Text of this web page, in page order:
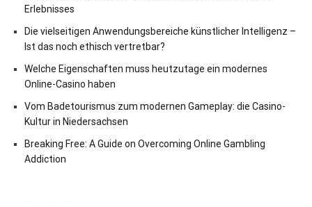
Erlebnisses
Die vielseitigen Anwendungsbereiche künstlicher Intelligenz –
Ist das noch ethisch vertretbar?
Welche Eigenschaften muss heutzutage ein modernes
Online-Casino haben
Vom Badetourismus zum modernen Gameplay: die Casino-
Kultur in Niedersachsen
Breaking Free: A Guide on Overcoming Online Gambling
Addiction